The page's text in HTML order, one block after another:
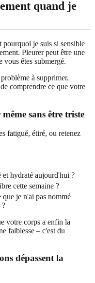
quand je
pourquoi je suis si sensible
Pleurer peut être une
vous êtes submergé.
à supprimer,
comprendre ce que votre
sans être triste
fatigué, étiré, ou retenez
et hydraté aujourd'hui ?
cette semaine ?
que je n'ai pas nommé
?
votre corps a enfin la
faiblesse – c'est du
dépassent la